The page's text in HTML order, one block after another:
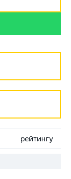
рейтингу